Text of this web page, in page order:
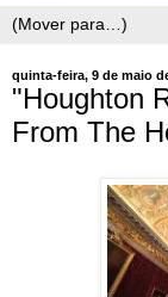
quinta-feira, 9 de maio
"Houghton
From The